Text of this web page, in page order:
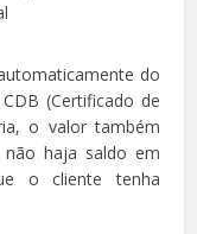
do
(Certificado de
o valor também
haja saldo em
o cliente tenha